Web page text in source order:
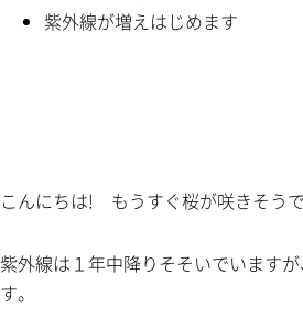
紫外線が増えはじめます
こんにちは! もうすぐ桜が咲きそう
紫外線は１年中降りそそいでいます
す。